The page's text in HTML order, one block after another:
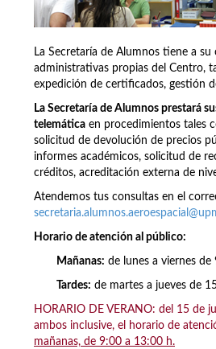
La Secretaría de Alumnos tiene a su
administrativas propias del Centro,
expedición de certificados, gestión
La Secretaría de Alumnos prestará
telemática en procedimientos tales
solicitud de devolución de precios
informes académicos, solicitud de
créditos, acreditación externa de
Atendemos tus consultas en el
Horario de atención al público:
Mañanas: de lunes a viernes
Tardes: de martes a jueves de
HORARIO DE VERANO: del 15 de
ambos inclusive, el horario de
mañanas, de 9:00 a 13:00 h.